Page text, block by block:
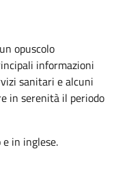
opuscolo
informazioni
sanitari e alcuni
in serenità il periodo
in inglese.